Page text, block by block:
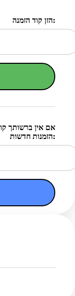
הזן קוד הזמנה:
אם אין ברשותך
הזמנות חדשות: